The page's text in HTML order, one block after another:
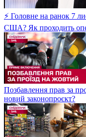
⚡ Головне на ранок 7
США? Як проходить
Позбавлення прав за
новий законопроєкт?